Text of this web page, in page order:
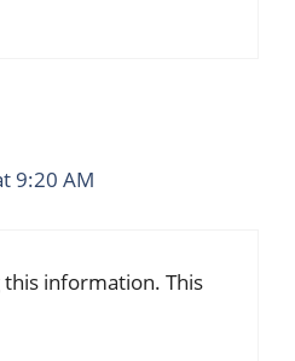
9:20 AM
information. This